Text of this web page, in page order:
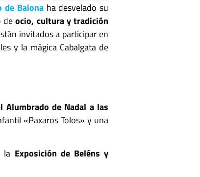
de Baionaha desvelado su
deocio, cultura y tradición
invitados a participar en
y la mágica Cabalgata de
Alumbrado de Nadal a las
«Paxaros Tolos» y una
la Exposición de Beléns y